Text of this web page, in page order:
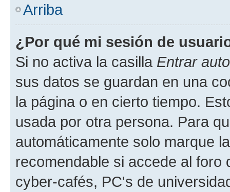
Arriba
¿Por qué mi sesión de
Si no activa la casilla Entrar
sus datos se guardan en una
la página o en cierto tiempo.
usada por otra persona. Para
automáticamente solo marque
recomendable si accede al foro
cyber-cafés, PC's de